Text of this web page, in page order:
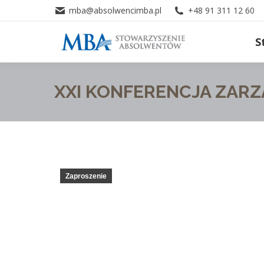
mba@absolwencimba.pl +48 91 311 12 60
XXI KONFERENCJA
Zaproszenie